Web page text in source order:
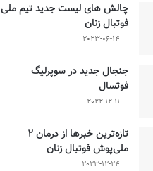
چالش هاى ليست جدید تيم ملى
فوتبال زنان
2023-06-14
جنجال جدید در سوپرلیگ
فوتسال
2022-12-11
تازه‌ترین خبرها از درمان ۲
ملی‌پوش فوتبال زنان
2023-12-24